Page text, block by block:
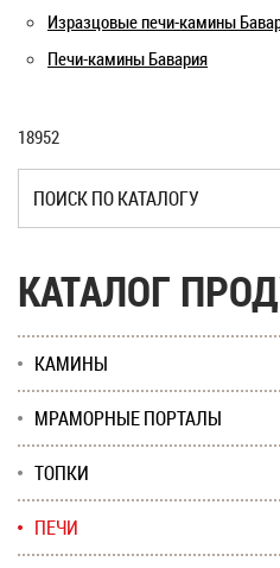
Изразцовые печи-камины
Печи-камины Бавария
18952
КАТАЛОГ
КАМИНЫ
МРАМОРНЫЕ ПОРТАЛЫ
ТОПКИ
ПЕЧИ